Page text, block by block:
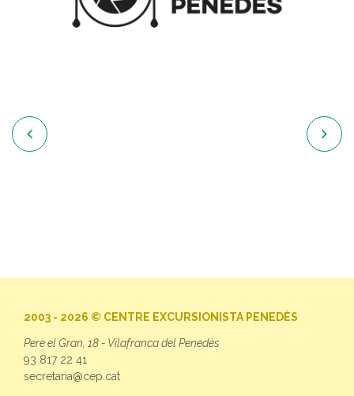
 
2003 - 2026 © CENTRE EXCURSIONISTA PENEDÈS
Pere el Gran, 18 - Vilafranca del Penedès
93 817 22 41
secretaria@cep.cat